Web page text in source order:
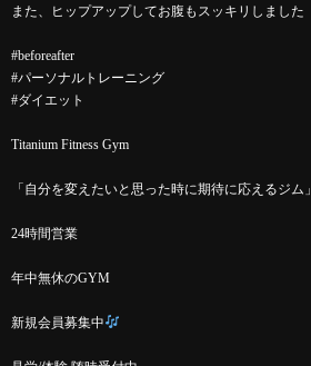
また、ヒップアップしてお腹もスッキリしました
#beforeafter
#パーソナルトレーニング
#ダイエット
Titanium Fitness Gym
「自分を変えたいと思った時に期待に応えるジム」
24時間営業
年中無休のGYM
新規会員募集中